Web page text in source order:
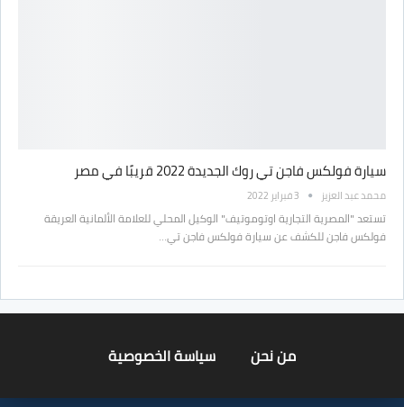
سيارة فولكس فاجن تي روك الجديدة 2022 قريبًا في مصر
محمد عبد العزيز 3 فبراير 2022
تستعد "المصرية التجارية اوتوموتيف" الوكيل المحلي للعلامة الألمانية العريقة
فولكس فاجن للكشف عن سيارة فولكس فاجن تي…
من نحن سياسة الخصوصية